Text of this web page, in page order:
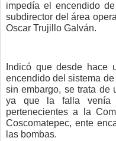
impedía el encendido
subdirector del área
Oscar Trujillo Galván.
Indicó que desde hace
encendido del sistema
sin embargo, se trata de
ya que la falla venía
pertenecientes a la
Coscomatepec, ente
las bombas.